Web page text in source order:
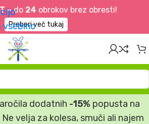
–do 24 obrokov brez obresti!
Preberi več tukaj
vsebino
dodatnih -15% popusta na
velja za kolesa, smuči ali najem